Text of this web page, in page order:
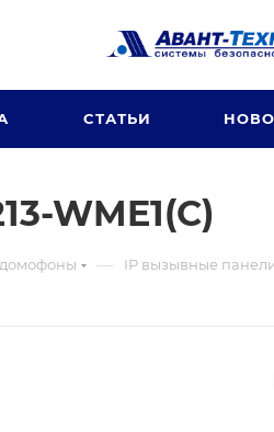
СТАТЬИ
WME1(C)
— IP вызывные